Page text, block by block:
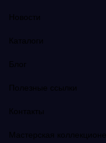
Новости
Каталоги
Блог
Полезные ссылки
Контакты
Мастерская